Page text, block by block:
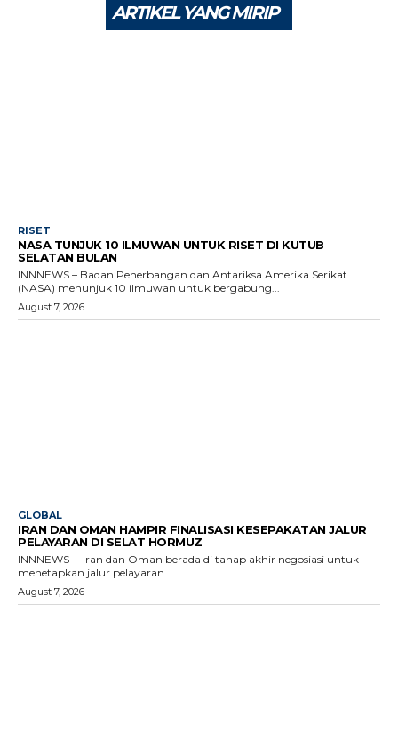
ARTIKEL YANG MIRIP
RISET
NASA TUNJUK 10 ILMUWAN UNTUK RISET DI KUTUB
SELATAN BULAN
INNNEWS – Badan Penerbangan dan Antariksa Amerika Serikat
(NASA) menunjuk 10 ilmuwan untuk bergabung...
August 7, 2026
GLOBAL
IRAN DAN OMAN HAMPIR FINALISASI KESEPAKATAN JALUR
PELAYARAN DI SELAT HORMUZ
INNNEWS – Iran dan Oman berada di tahap akhir negosiasi untuk
menetapkan jalur pelayaran...
August 7, 2026